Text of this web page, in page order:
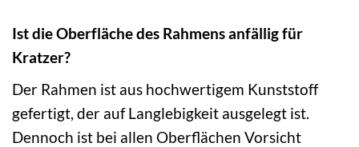
Ist die Oberfläche des Rahmens anfällig für
Kratzer?
Der Rahmen ist aus hochwertigem Kunststoff
gefertigt, der auf Langlebigkeit ausgelegt ist.
Dennoch ist bei allen Oberflächen Vorsicht